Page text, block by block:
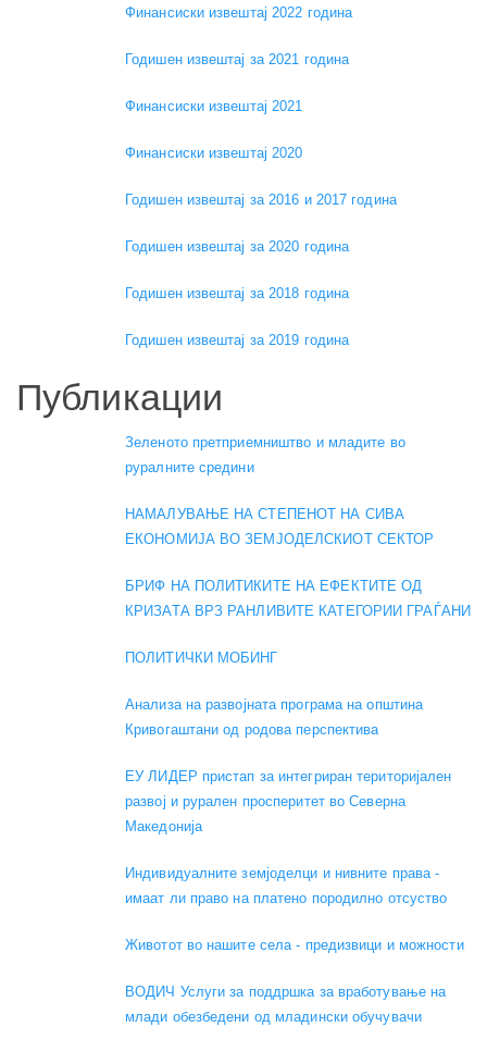
Финансиски извештај 2022 година
Годишен извештај за 2021 година
Финансиски извештај 2021
Финансиски извештај 2020
Годишен извештај за 2016 и 2017 година
Годишен извештај за 2020 година
Годишен извештај за 2018 година
Годишен извештај за 2019 година
Публикации
Зеленото претприемништво и младите во
руралните средини
НАМАЛУВАЊЕ НА СТЕПЕНОТ НА СИВА
ЕКОНОМИЈА ВО ЗЕМЈОДЕЛСКИОТ СЕКТОР
БРИФ НА ПОЛИТИКИТЕ НА ЕФЕКТИТЕ ОД
КРИЗАТА ВРЗ РАНЛИВИТЕ КАТЕГОРИИ ГРАЃАНИ
ПОЛИТИЧКИ МОБИНГ
Анализа на развојната програма на општина
Кривогаштани од родова перспектива
ЕУ ЛИДЕР пристап за интегриран територијален
развој и рурален просперитет во Северна
Македонија
Индивидуалните земјоделци и нивните права -
имаат ли право на платено породилно отсуство
Животот во нашите села - предизвици и можности
ВОДИЧ Услуги за поддршка за вработување на
млади обезбедени од младински обучувачи